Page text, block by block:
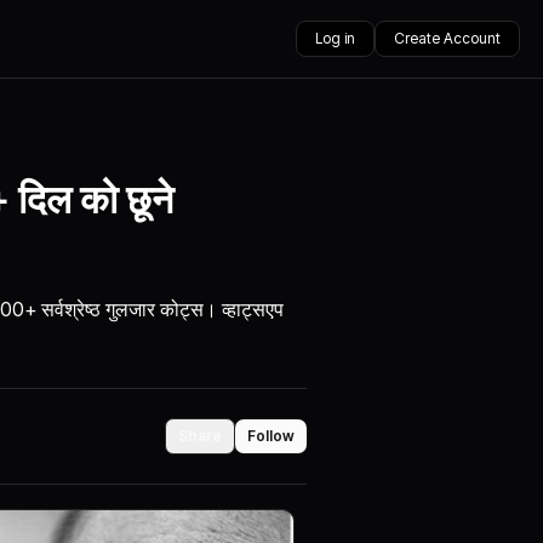
Log in Create Account
दिल को छूने
सर्वश्रेष्ठ गुलजार कोट्स। व्हाट्सएप
Follow